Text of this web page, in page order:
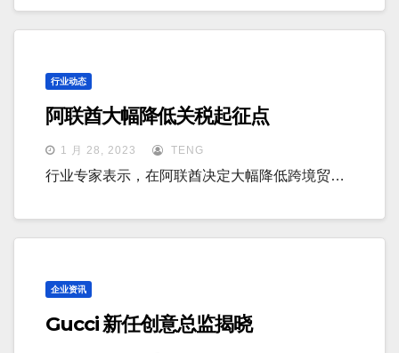
行业动态
阿联酋大幅降低关税起征点
1 月 28, 2023 TENG
行业专家表示，在阿联酋决定大幅降低跨境贸…
企业资讯
Gucci 新任创意总监揭晓